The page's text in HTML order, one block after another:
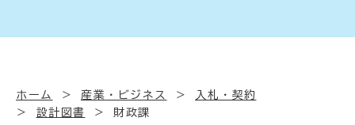
ホーム 産業・ビジネス
入札・契約
設計図書
財政課